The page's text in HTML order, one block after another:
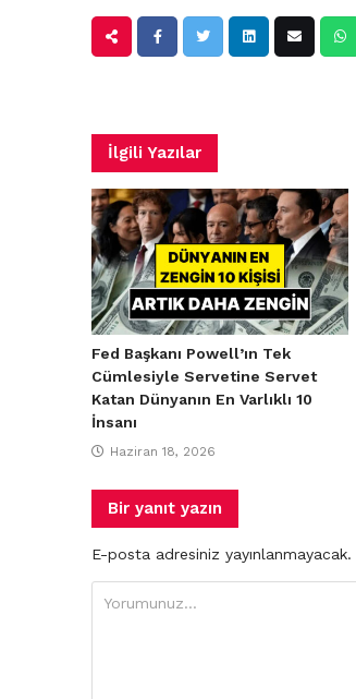
İlgili Yazılar
Fed Başkanı Powell’ın Tek
Cümlesiyle Servetine Servet
Katan Dünyanın En Varlıklı 10
İnsanı
Haziran 18, 2026
Bir yanıt yazın
E-posta adresiniz yayınlanmayacak.